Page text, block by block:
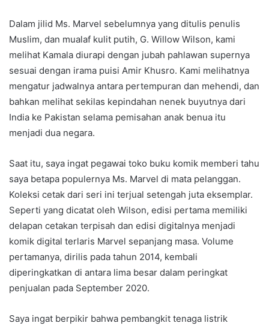
Dalam jilid Ms. Marvel sebelumnya yang ditulis penulis
Muslim, dan mualaf kulit putih, G. Willow Wilson, kami
melihat Kamala diurapi dengan jubah pahlawan supernya
sesuai dengan irama puisi Amir Khusro. Kami melihatnya
mengatur jadwalnya antara pertempuran dan mehendi, dan
bahkan melihat sekilas kepindahan nenek buyutnya dari
India ke Pakistan selama pemisahan anak benua itu
menjadi dua negara.
Saat itu, saya ingat pegawai toko buku komik memberi tahu
saya betapa populernya Ms. Marvel di mata pelanggan.
Koleksi cetak dari seri ini terjual setengah juta eksemplar.
Seperti yang dicatat oleh Wilson, edisi pertama memiliki
delapan cetakan terpisah dan edisi digitalnya menjadi
komik digital terlaris Marvel sepanjang masa. Volume
pertamanya, dirilis pada tahun 2014, kembali
diperingkatkan di antara lima besar dalam peringkat
penjualan pada September 2020.
Saya ingat berpikir bahwa pembangkit tenaga listrik